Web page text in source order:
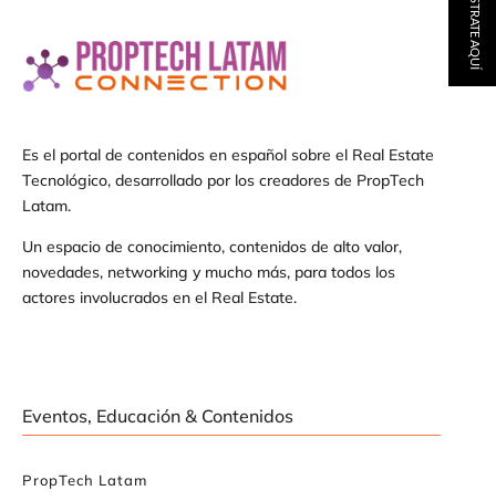
Es el portal de contenidos en español sobre el Real Estate
Tecnológico, desarrollado por los creadores de PropTech
Latam.
Un espacio de conocimiento, contenidos de alto valor,
novedades, networking y mucho más, para todos los
actores involucrados en el Real Estate.
Eventos, Educación & Contenidos
PropTech Latam
REGÍSTRATE AQUÍ